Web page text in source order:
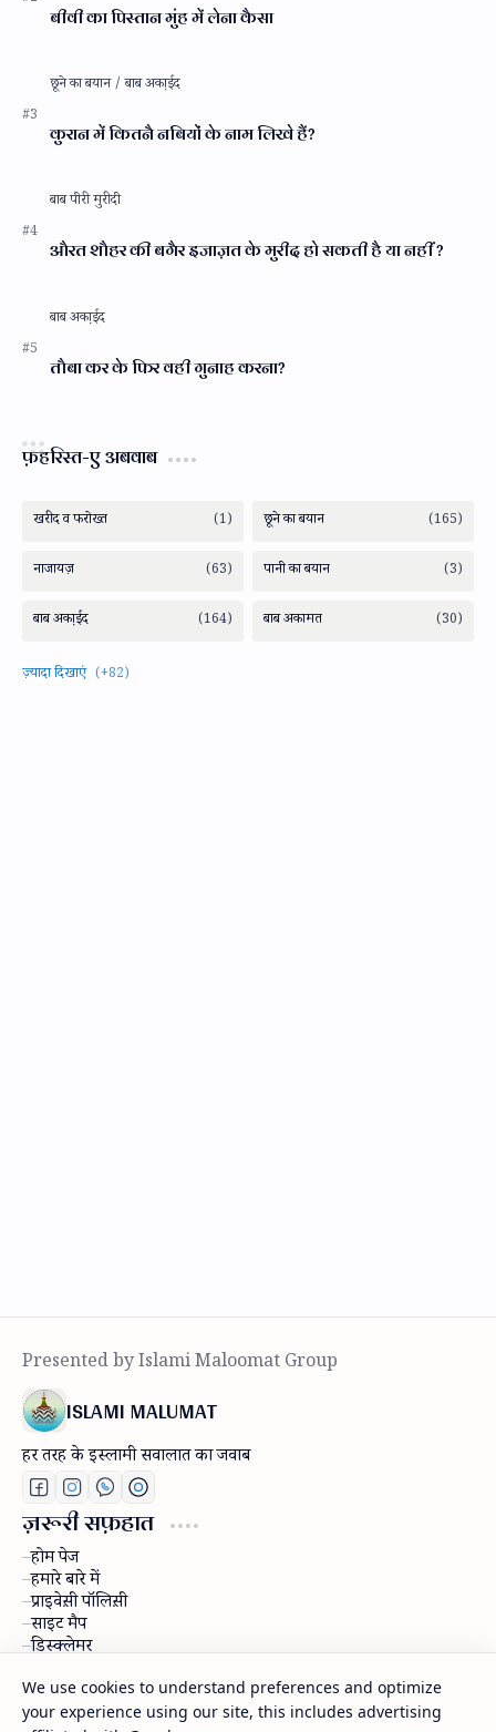
बीवी का पिस्तान मुंह में लेना कैसा
कुरान में कितनै नबियों के नाम लिखे हैं?
औरत शौहर की बगैर इजाज़त के मुरीद हो सकती है या नहीं ?
तौबा कर के फिर वही गुनाह करना?
फ़हरिस्त-ए अबवाब
ISLAMI MALUMAT
हर तरह के इस्लामी सवालात का जवाब
ज़रूरी सफ़हात
होम पेज
हमारे बारे में
प्राइवेस़ी पॉलिस़ी
साइट मैप
डिस्क्लेमर
We use cookies to understand preferences and optimize
your experience using our site, this includes advertising